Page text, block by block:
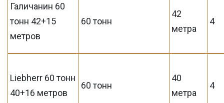
Галичанин 60
тонн 42+15
метров
60 тонн
42
метра
4
Liebherr 60 тонн
40+16 метров
60 тонн
40
метра
4